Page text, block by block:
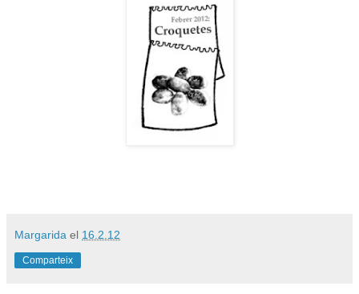
Margarida el 16.2.12
Comparteix